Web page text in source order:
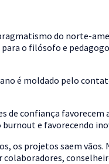
do norte-
o filósofo e
é moldado pelo
de confiança
e favorecendo
os projetos saem